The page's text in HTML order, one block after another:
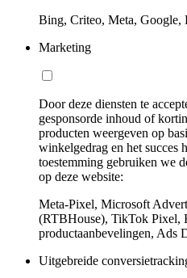
Bing, Criteo, Meta, Google,
Marketing
Door deze diensten te
gesponsorde inhoud of
producten weergeven op
winkelgedrag en het succes
toestemming gebruiken we
op deze website:
Meta-Pixel, Microsoft
(RTBHouse), TikTok Pixel,
productaanbevelingen, Ads
Uitgebreide